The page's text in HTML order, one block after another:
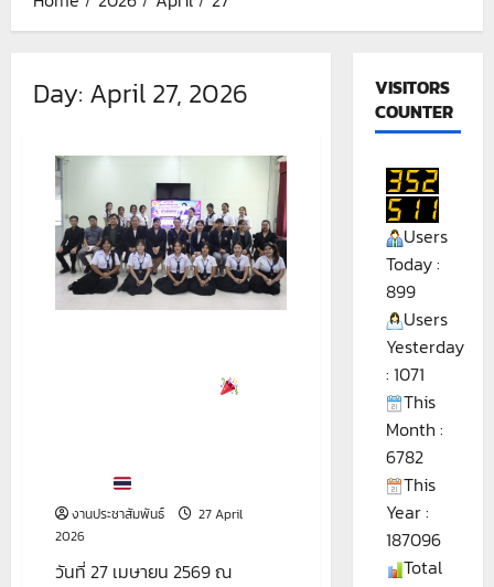
Day: April 27, 2026
งานประชาสัมพันธ์
27 April
2026
วันที่ 27 เมษายน 2569 ณ
VISITORS
COUNTER
Users
Today :
899
Users
Yesterday
: 1071
This
Month :
6782
This
Year :
187096
Total